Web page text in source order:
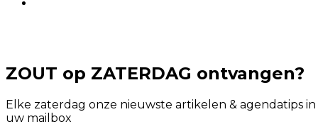
ZOUT op ZATERDAG ontvangen?
Elke zaterdag onze nieuwste artikelen & agendatips in
uw mailbox